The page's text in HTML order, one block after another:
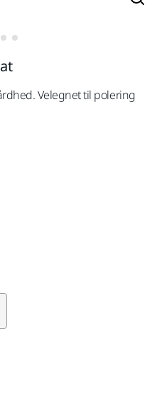
Velegnet til polering